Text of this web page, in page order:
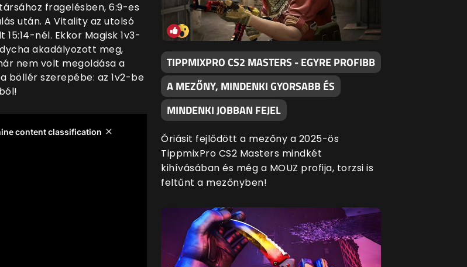
fragelésben, 6:9-es
után. A Vitality az utolsó
nél. Ekkor Magisk 1v3-
akadályozott meg,
nem volt megoldása a
böllér szerepébe: az 1v2-be
TIPPMIXPRO CS2 MASTERS - EGYRE PROFIBB
A MEZŐNY, MINDENKI GYORSABB ÉS
MINDENKI JOBBAN FEJEL
Óriásit fejlődött a mezőny a 2025-ös
TippmixPro CS2 Masters mindkét
kihívásában és még a MOUZ profija, torzsi is
feltűnt a mezőnyben!